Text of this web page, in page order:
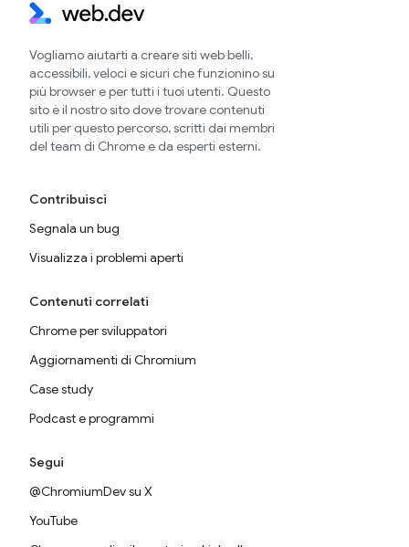
Vogliamo aiutarti a creare siti web belli,
accessibili, veloci e sicuri che funzionino su
più browser e per tutti i tuoi utenti. Questo
sito è il nostro sito dove trovare contenuti
utili per questo percorso, scritti dai membri
del team di Chrome e da esperti esterni.
Contribuisci
Segnala un bug
Visualizza i problemi aperti
Contenuti correlati
Chrome per sviluppatori
Aggiornamenti di Chromium
Case study
Podcast e programmi
Segui
@ChromiumDev su X
YouTube